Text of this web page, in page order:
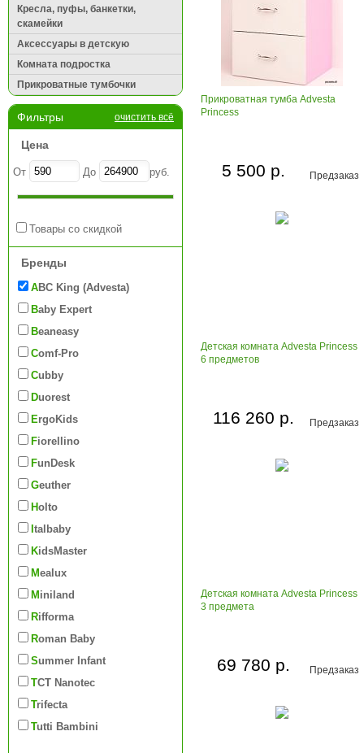
Кресла, пуфы, банкетки,
скамейки
Аксессуары в детскую
Комната подростка
Прикроватные тумбочки
Фильтры очистить всё
Цена
От До руб.
Товары со скидкой
Бренды
ABC King (Advesta)
Baby Expert
Beaneasy
Comf-Pro
Cubby
Duorest
ErgoKids
Fiorellino
FunDesk
Geuther
Holto
Italbaby
KidsMaster
Mealux
Miniland
Rifforma
Roman Baby
Summer Infant
TCT Nanotec
Trifecta
Tutti Bambini
Прикроватная тумба Advesta
Princess
Предзаказ
5 500 р.
Детская комната Advesta Princess
6 предметов
Предзаказ
116 260 р.
Детская комната Advesta Princess
3 предмета
Предзаказ
69 780 р.